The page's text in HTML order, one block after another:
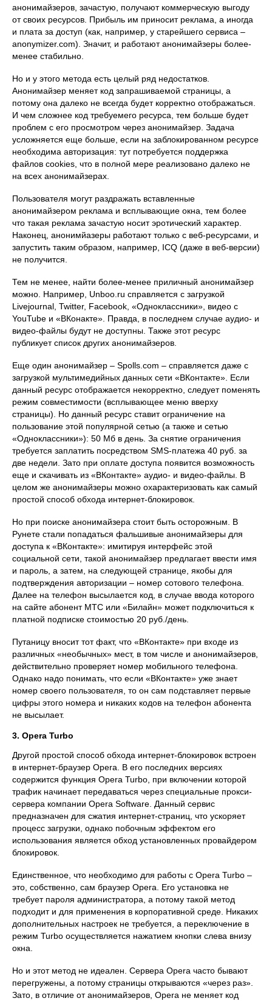
анонимайзеров, зачастую, получают коммерческую выгоду
от своих ресурсов. Прибыль им приносит реклама, а иногда
и плата за доступ (как, например, у старейшего сервиса –
anonymizer.com). Значит, и работают анонимайзеры более-
менее стабильно.
Но и у этого метода есть целый ряд недостатков.
Анонимайзер меняет код запрашиваемой страницы, а
потому она далеко не всегда будет корректно отображаться.
И чем сложнее код требуемего ресурса, тем больше будет
проблем с его просмотром через анонимайзер. Задача
усложняется еще больше, если на заблокированном ресурсе
необходима авторизация: тут потребуется поддержка
файлов cookies, что в полной мере реализовано далеко не
на всех анонимайзерах.
Пользователя могут раздражать вставленные
анонимайзером реклама и всплывающие окна, тем более
что такая реклама зачастую носит эротический характер.
Наконец, анонимйазеры работают только с веб-ресурсами, и
запустить таким образом, например, ICQ (даже в веб-версии)
не получится.
Тем не менее, найти более-менее приличный анонимайзер
можно. Например, Unboo.ru справляется с загрузкой
Livejournal, Twitter, Facebook, «Одноклассники», видео с
YouTube и «ВКонакте». Правда, в последнем случае аудио- и
видео-файлы будут не доступны. Также этот ресурс
публикует список других анонимайзеров.
Еще один анонимайзер – Spolls.com – справляется даже с
загрузкой мультимедийных данных сети «ВКонтакте». Если
данный ресурс отображается некорректно, следует поменять
режим совместимости (всплывающее меню вверху
страницы). Но данный ресурс ставит ограничение на
пользование этой популярной сетью (а также и сетью
«Одноклассники»): 50 Мб в день. За снятие ограничения
требуется заплатить посредством SMS-платежа 40 руб. за
две недели. Зато при оплате доступа появится возможность
еще и скачивать из «ВКонтакте» аудио- и видео-файлы. В
целом же анонимайзеры можно охарактеризовать как самый
простой способ обхода интернет-блокировок.
Но при поиске анонимайзера стоит быть осторожным. В
Рунете стали попадаться фальшивые анонимайзеры для
доступа к «ВКонтакте»: имитируя интерфейс этой
социальной сети, такой анонимайзер предлагает ввести имя
и пароль, а затем, на следующей странице, якобы для
подтверждения авторизации – номер сотового телефона.
Далее на телефон высылается код, в случае ввода которого
на сайте абонент МТС или «Билайн» может подключиться к
платной подписке стоимостью 20 руб./день.
Путаницу вносит тот факт, что «ВКонтакте» при входе из
различных «необычных» мест, в том числе и анонимайзеров,
действительно проверяет номер мобильного телефона.
Однако надо понимать, что если «ВКонтакте» уже знает
номер своего пользователя, то он сам подставляет первые
цифры этого номера и никаких кодов на телефон абонента
не высылает.
3. Opera Turbo
Другой простой способ обхода интернет-блокировок встроен
в интернет-браузер Opera. В его последних версиях
содержится функция Opera Turbo, при включении которой
трафик начинает передаваться через специальные прокси-
сервера компании Opera Software. Данный сервис
предназначен для сжатия интернет-страниц, что ускоряет
процесс загрузки, однако побочным эффектом его
использования является обход установленных провайдером
блокировок.
Единственное, что необходимо для работы с Opera Turbo –
это, собственно, сам браузер Opera. Его установка не
требует пароля администратора, а потому такой метод
подходит и для применения в корпоративной среде. Никаких
дополнительных настроек не требуется, а переключение в
режим Turbo осуществляется нажатием кнопки слева внизу
окна.
Но и этот метод не идеален. Сервера Opera часто бывают
перегружены, а потому страницы открываются «через раз».
Зато, в отличие от анонимайзеров, Opera не меняет код